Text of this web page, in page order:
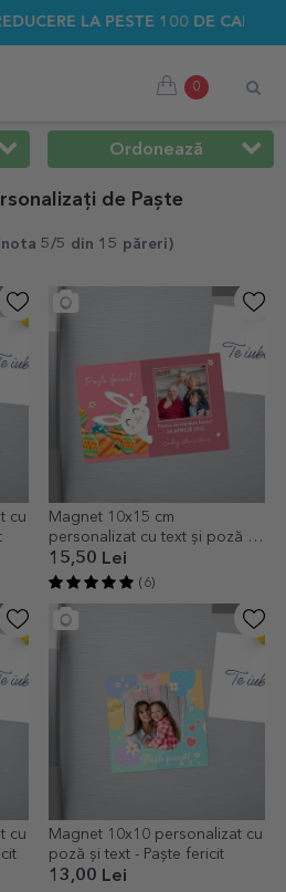
DE CADOURI PERSONALIZATE ☀️
0
Ordonează
de Paște
nota 5/5 din 15 păreri )
cu
Magnet 10x15 cm
personalizat cu text și poză -
Iepurașul de Paște
15,50 Lei
(6)
cu
Magnet 10x10 personalizat cu
poză și text - Paște fericit
13,00 Lei